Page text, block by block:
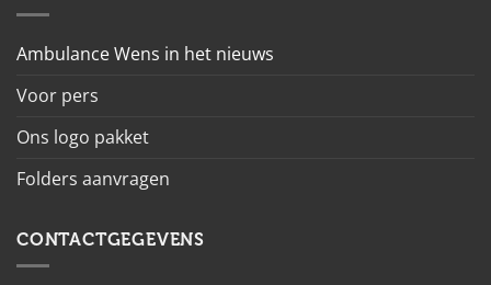
Ambulance Wens in het nieuws
Voor pers
Ons logo pakket
Folders aanvragen
CONTACTGEGEVENS